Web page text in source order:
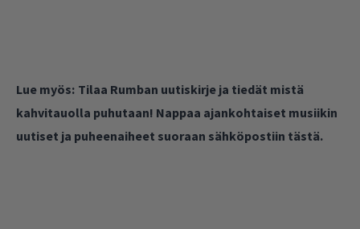
Lue myös: Tilaa Rumban uutiskirje ja tiedät mistä
kahvitauolla puhutaan! Nappaa ajankohtaiset musiikin
uutiset ja puheenaiheet suoraan sähköpostiin tästä.